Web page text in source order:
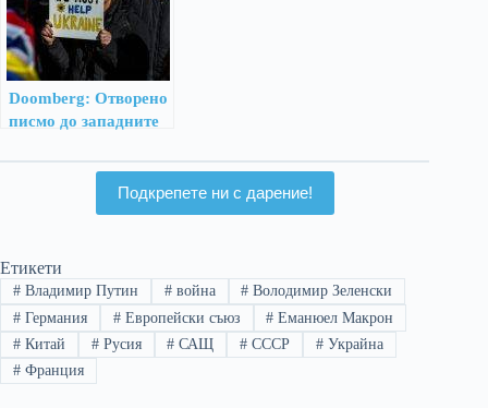
Doomberg: Отворено
писмо до западните
Русия.
Подкрепете ни с дарение!
Етикети
#Владимир Путин #война # Володимир Зеленски
#Германия #Европейски съюз # Еманюел Макрон
#Китай #Русия # САЩ # СССР # Украйна
#Франция